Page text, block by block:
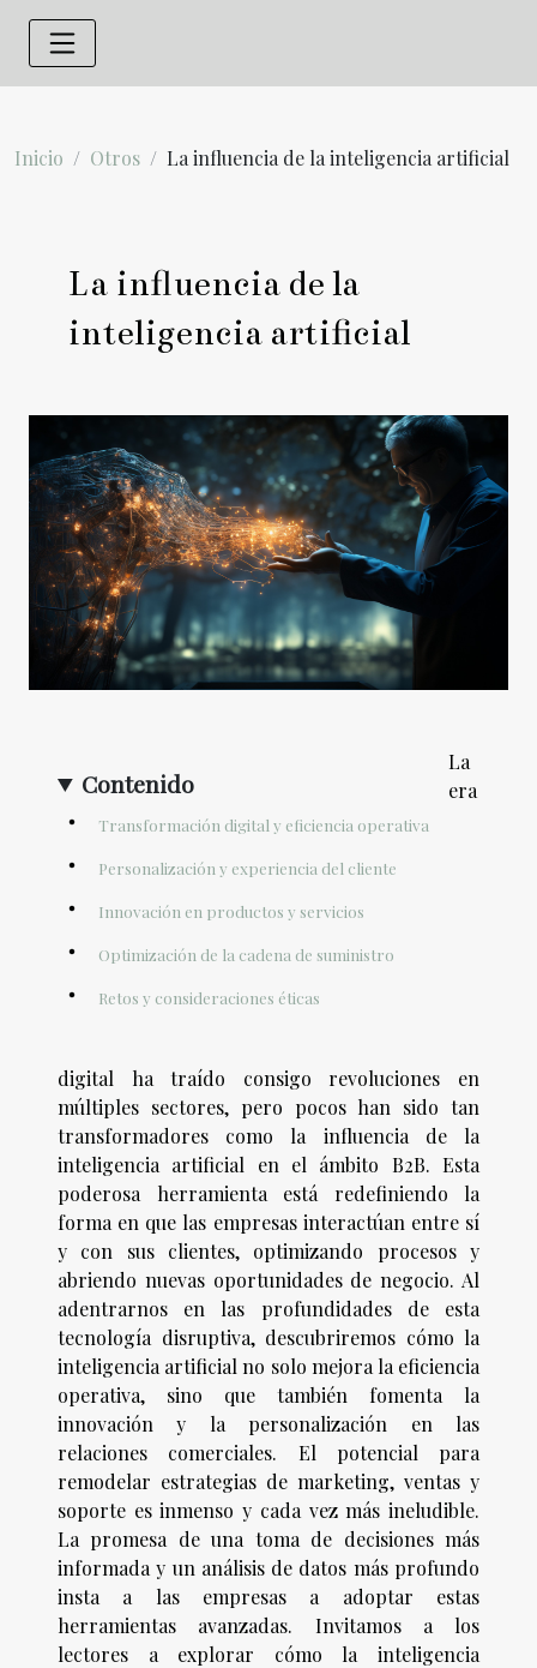
Inicio Otros La influencia de la inteligencia artificial
La influencia de la
inteligencia artificial
Contenido
Transformación digital y eficiencia operativa
Personalización y experiencia del cliente
Innovación en productos y servicios
Optimización de la cadena de suministro
Retos y consideraciones éticas
La
era
digital ha traído consigo revoluciones en
múltiples sectores, pero pocos han sido tan
transformadores como la influencia de la
inteligencia artificial en el ámbito B2B. Esta
poderosa herramienta está redefiniendo la
forma en que las empresas interactúan entre sí
y con sus clientes, optimizando procesos y
abriendo nuevas oportunidades de negocio. Al
adentrarnos en las profundidades de esta
tecnología disruptiva, descubriremos cómo la
inteligencia artificial no solo mejora la eficiencia
operativa, sino que también fomenta la
innovación y la personalización en las
relaciones comerciales. El potencial para
remodelar estrategias de marketing, ventas y
soporte es inmenso y cada vez más ineludible.
La promesa de una toma de decisiones más
informada y un análisis de datos más profundo
insta a las empresas a adoptar estas
herramientas avanzadas. Invitamos a los
lectores a explorar cómo la inteligencia